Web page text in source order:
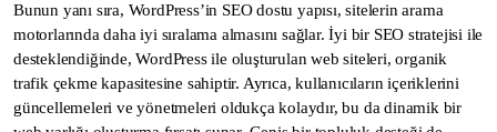
Bunun yanı sıra, WordPress’in SEO dostu yapısı, sitelerin arama
motorlarında daha iyi sıralama almasını sağlar. İyi bir SEO stratejisi ile
desteklendiğinde, WordPress ile oluşturulan web siteleri, organik
trafik çekme kapasitesine sahiptir. Ayrıca, kullanıcıların içeriklerini
güncellemeleri ve yönetmeleri oldukça kolaydır, bu da dinamik bir